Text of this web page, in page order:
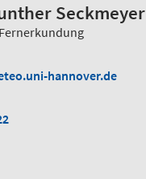
Seckmeyer
hannover.de